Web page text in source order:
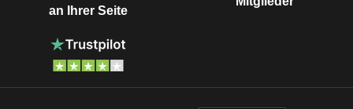
an Ihrer Seite